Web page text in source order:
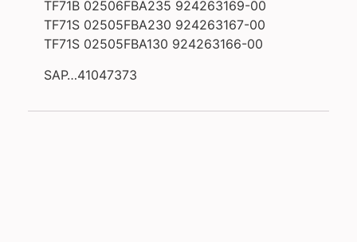
TF71B 02506FBA235 924263169-00
TF71S 02505FBA230 924263167-00
TF71S 02505FBA130 924263166-00
SAP…41047373